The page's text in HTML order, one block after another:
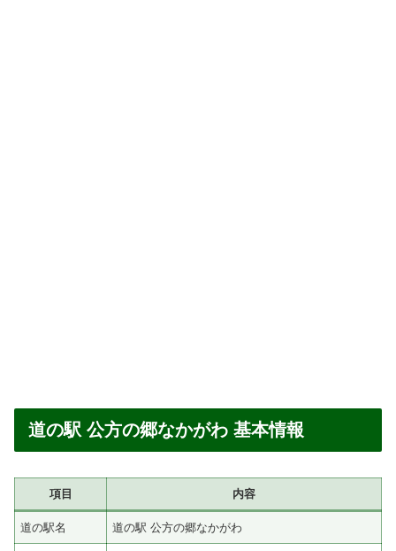
道の駅 公方の郷なかがわ 基本情報
項目 内容
道の駅名 道の駅 公方の郷なかがわ